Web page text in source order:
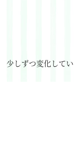
少しずつ変化してい